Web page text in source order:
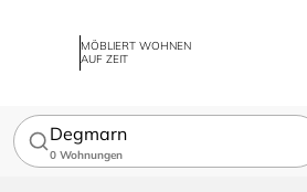
MÖBLIERT WOHNEN
AUF ZEIT
Degmarn
0 Wohnungen